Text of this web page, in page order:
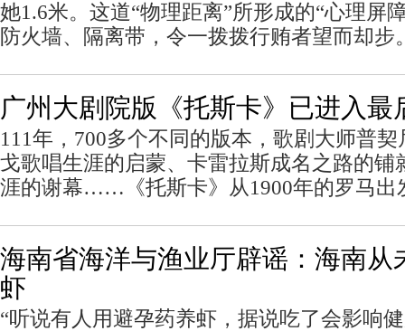
她1.6米。这道“物理距离”所形成的“心理屏
防火墙、隔离带，令一拨拨行贿者望而却步
广州大剧院版《托斯卡》已进入最
111年，700多个不同的版本，歌剧大师普
戈歌唱生涯的启蒙、卡雷拉斯成名之路的铺
涯的谢幕……《托斯卡》从1900年的罗马出
海南省海洋与渔业厅辟谣：海南从
虾
“听说有人用避孕药养虾，据说吃了会影响